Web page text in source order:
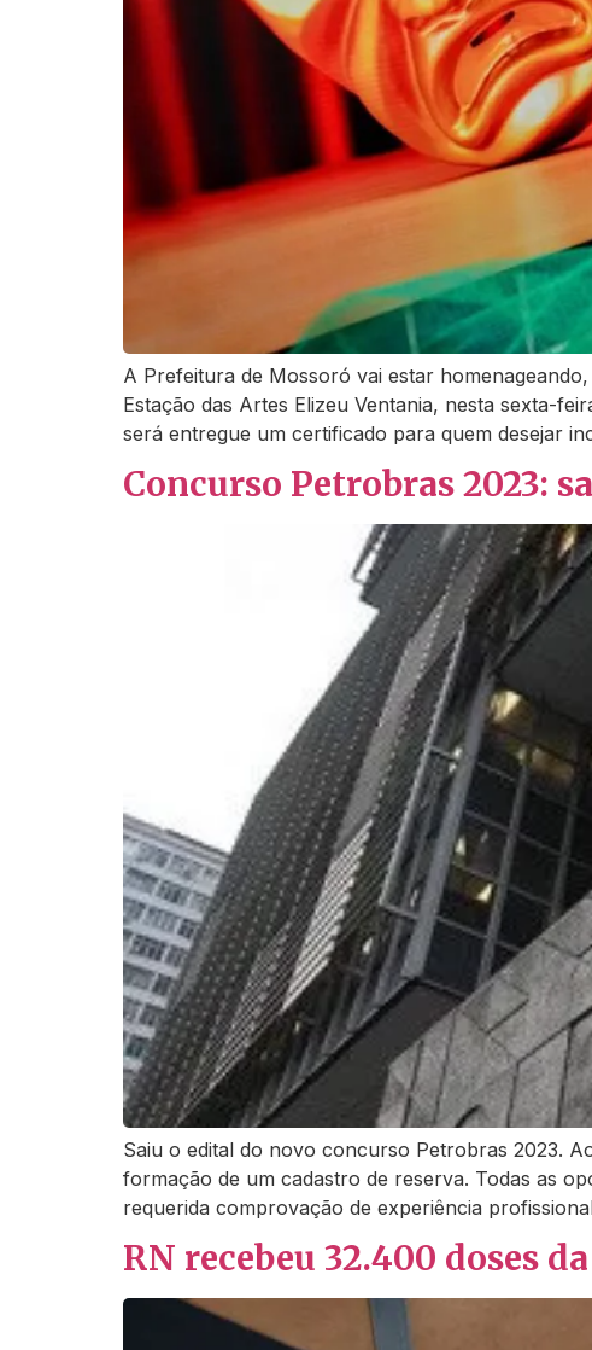
A Prefeitura de Mossoró vai estar
Estação das Artes Elizeu Ventania, nesta sexta-
será entregue um certificado para quem desejar
Concurso Petrobras 2023:
Saiu o edital do novo concurso Petrobras 2023.
formação de um cadastro de reserva. Todas as
requerida comprovação de experiência
RN recebeu 32.400 doses